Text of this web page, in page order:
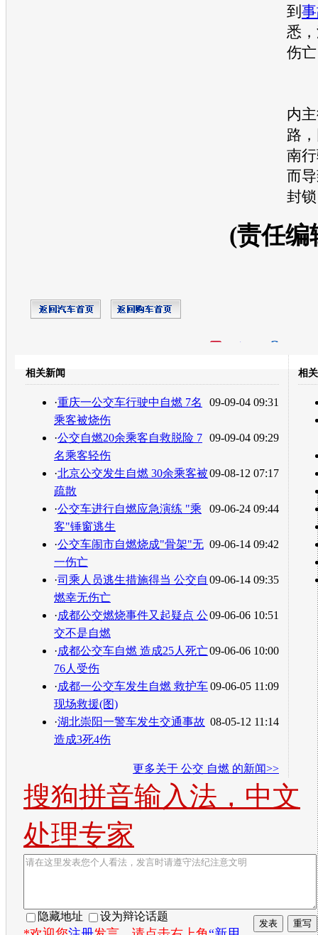
到
悉
伤
内
路
南
而
封
(责任编
转发至：
相关新闻
09-09-04 09:31
·重庆一公交车行驶中自燃 7名
乘客被烧伤
09-09-04 09:29
·公交自燃20余乘客自救脱险 7
名乘客轻伤
09-08-12 07:17
·北京公交发生自燃 30余乘客被
疏散
09-06-24 09:44
·公交车进行自燃应急演练 "乘
客"锤窗逃生
09-06-14 09:42
·公交车闹市自燃烧成"骨架"无
一伤亡
09-06-14 09:35
·司乘人员逃生措施得当 公交自
燃幸无伤亡
09-06-06 10:51
·成都公交燃烧事件又起疑点 公
交不是自燃
09-06-06 10:00
·成都公交车自燃 造成25人死亡
76人受伤
09-06-05 11:09
·成都一公交车发生自燃 救护车
现场救援(图)
08-05-12 11:14
·湖北崇阳一警车发生交通事故
造成3死4伤
更多关于 公交 自燃 的新闻>>
相
搜狗拼音输入法，中文
处理专家
隐藏地址 设为辩论话题